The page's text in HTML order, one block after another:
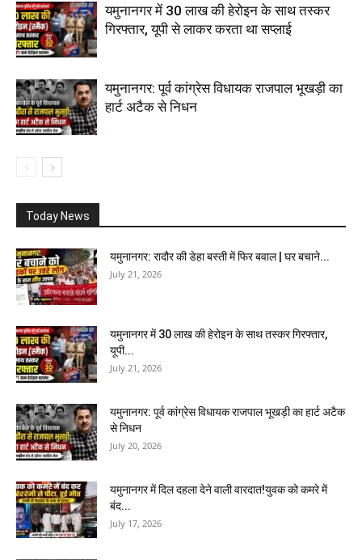
यमुनानगर में 30 लाख की हेरोइन के साथ तस्कर
गिरफ्तार, यूपी से लाकर करता था सप्लाई
यमुनानगर: पूर्व कांग्रेस विधायक राजपाल भूखड़ी का
हार्ट अटैक से निधन
Today News
यमुनानगर: रादौर की डेहा बस्ती में फिर बवाल | घर बचाने...
July 21, 2026
यमुनानगर में 30 लाख की हेरोइन के साथ तस्कर गिरफ्तार,
यूपी...
July 21, 2026
यमुनानगर: पूर्व कांग्रेस विधायक राजपाल भूखड़ी का हार्ट अटैक
से निधन
July 20, 2026
यमुनानगर में दिल दहला देने वाली वारदात!युवक को कमरे में
बंद...
July 17, 2026